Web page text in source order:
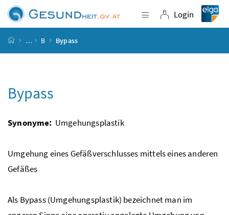
Zum Inhalt
Zum Hauptmenü
Zum Untermenü
Zur Suche
Navigation
Login
Login
Startseite
… B Bypass
Bypass
Synonyme: Umgehungsplastik
Umgehung eines Gefäßverschlusses mittels eines anderen
Gefäßes
Als Bypass(Umgehungsplastik) bezeichnet man im